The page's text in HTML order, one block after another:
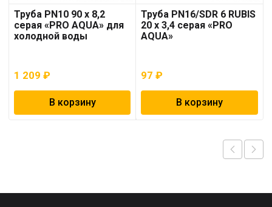
Труба PN10 90 x 8,2
серая «PRO AQUA» для
холодной воды
1 209 ₽
В корзину
Труба PN16/SDR 6 RUBIS
20 x 3,4 серая «PRO
AQUA»
97₽
В корзину